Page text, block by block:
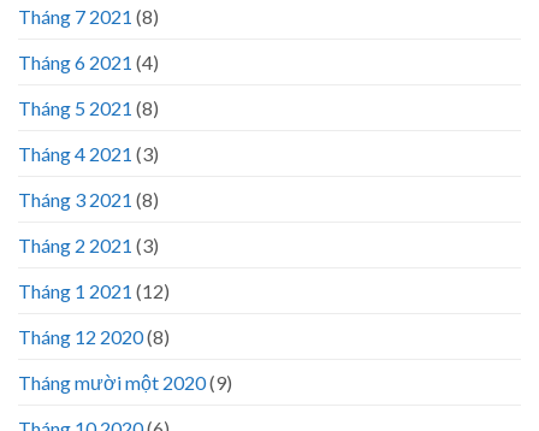
Tháng 7 2021 (8)
Tháng 6 2021 (4)
Tháng 5 2021 (8)
Tháng 4 2021 (3)
Tháng 3 2021 (8)
Tháng 2 2021 (3)
Tháng 1 2021 (12)
Tháng 12 2020(8)
Tháng mười một 2020(9)